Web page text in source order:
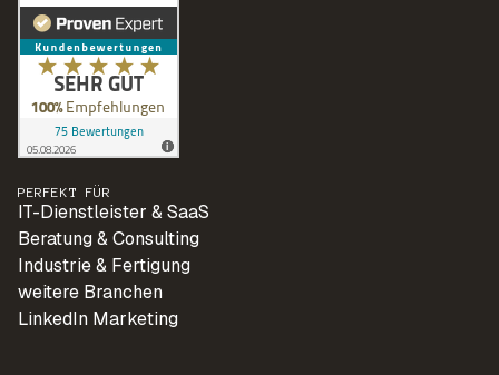
PERFEKT FÜR
IT-Dienstleister & SaaS
Beratung & Consulting
Industrie & Fertigung
weitere Branchen
LinkedIn Marketing